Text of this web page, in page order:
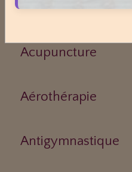
Actinologie
Acupuncture
Aérothérapie
Antigymnastique